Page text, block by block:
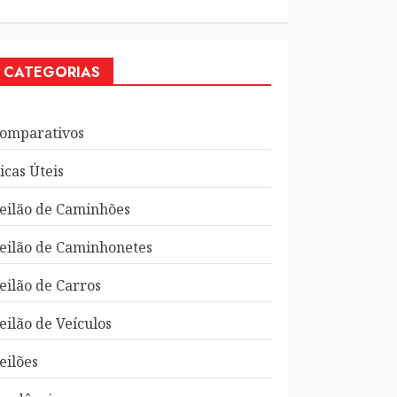
CATEGORIAS
Úteis
de Caminhões
de Caminhonetes
de Carros
de Veículos